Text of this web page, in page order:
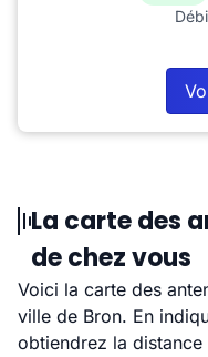
La carte des
de chez vous
Voici la carte des
ville de Bron. En
obtiendrez la